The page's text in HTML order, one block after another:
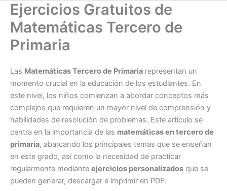
Ejercicios Gratuitos de
Matemáticas Tercero de
Primaria
Las Matemáticas Tercero de Primaria representan un
momento crucial en la educación de los estudiantes. En
este nivel, los niños comienzan a abordar conceptos más
complejos que requieren un mayor nivel de comprensión y
habilidades de resolución de problemas. Este artículo se
centra en la importancia de las matemáticas en tercero de
primaria, abarcando los principales temas que se enseñan
en este grado, así como la necesidad de practicar
regularmente mediante ejercicios personalizados que se
pueden generar, descargar e imprimir en PDF.